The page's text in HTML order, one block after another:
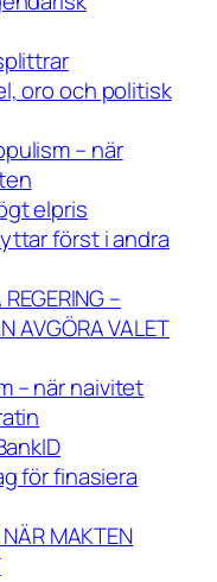
oro och politisk
– när
elpris
först i andra
–
AVGÖRA VALET
– när naivitet
för finasiera
MAKTEN